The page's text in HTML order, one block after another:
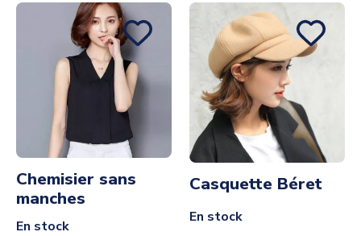
Chemisier sans
manches
En stock
Casquette Béret
En stock